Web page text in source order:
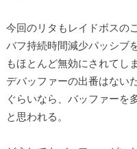
今回のリタもレイドボスの
バフ持続時間減少パッシブ
もほとんど無効にされてし
デバッファーの出番はない
ぐらいなら、バッファーを
と思われる。